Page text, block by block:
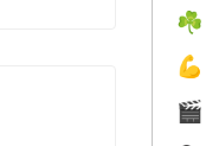
☘️
💪
🎬